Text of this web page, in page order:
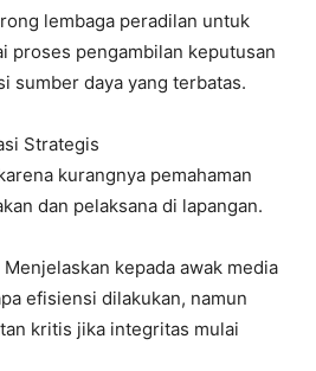
lembaga peradilan untuk
proses pengambilan keputusan
sumber daya yang terbatas.
Strategis
kurangnya pemahaman
dan pelaksana di lapangan.
kepada awak media
efisiensi dilakukan, namun
kritis jika integritas mulai